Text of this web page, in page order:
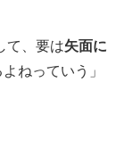
て、要は矢面に
ねっていう」